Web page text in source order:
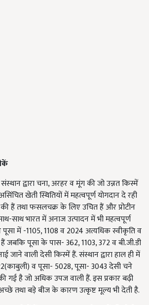
द्वारा चना, अरहर व मूंग की जो उन्नत किस्में
खेती स्थितियों में महत्वपूर्ण योगदान दे रही
हैं तथा फसलचक्र के लिए उचित हैं और प्रोटीन
साथ भारत में अनाज उत्पादन में भी महत्वपूर्ण
में -1105, 1108 व 2024 अत्यधिक स्वीकृति व
जबकि पूसा के पास- 362, 1103, 372 व बी.जी.डी
जाने वाली देसी किस्में हैं. संस्थान द्वारा हाल ही में
व पूसा- 5028, पूसा- 3043 देसी चने
गई है जो अधिक उपज वाली हैं. इस प्रकार बढ़ी
तथा बड़े बीज के कारण उत्कृष्ट मूल्य भी देती है.